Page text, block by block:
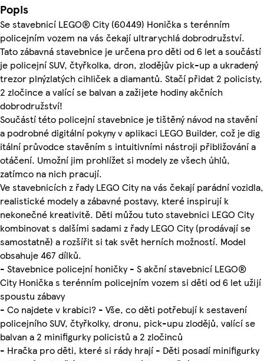
Popis
Se stavebnicí LEGO® City (60449) Honička s terénním
policejním vozem na vás čekají ultrarychlá dobrodružství.
Tato zábavná stavebnice je určena pro děti od 6 let a součástí
je policejní SUV, čtyřkolka, dron, zlodějův pick-up a ukradený
trezor plnýzlatých cihliček a diamantů. Stačí přidat 2 policisty,
2 zločince a valící se balvan a zažijete hodiny akčních
dobrodružství!
Součástí této policejní stavebnice je tištěný návod na stavění
a podrobné digitální pokyny v aplikaci LEGO Builder, což je dig
itální průvodce stavěním s intuitivními nástroji přibližování a
otáčení. Umožní jim prohlížet si modely ze všech úhlů,
zatímco na nich pracují.
Ve stavebnicích z řady LEGO City na vás čekají parádní vozidla,
realistické modely a zábavné postavy, které inspirují k
nekonečné kreativitě. Děti můžou tuto stavebnici LEGO City
kombinovat s dalšími sadami z řady LEGO City (prodávají se
samostatně) a rozšířit si tak svět herních možností. Model
obsahuje 467 dílků.
- Stavebnice policejní honičky - S akční stavebnicí LEGO®
City Honička s terénním policejním vozem si děti od 6 let užijí
spoustu zábavy
- Co najdete v krabici? - Vše, co děti potřebují k sestavení
policejního SUV, čtyřkolky, dronu, pick-upu zlodějů, valící se
balvan a 2 minifigurky policistů a 2 zločinců
- Hračka pro děti, které si rády hrají - Děti posadí minifigurky